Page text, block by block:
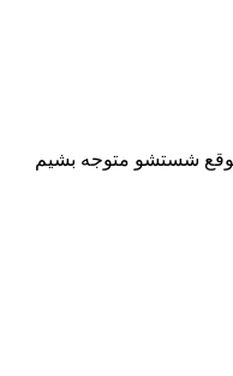
شستشو متوجه بشیم